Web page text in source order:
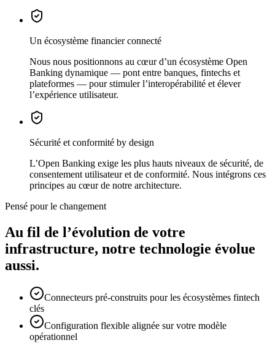
Un écosystème financier connecté
Nous nous positionnons au cœur d’un écosystème Open
Banking dynamique — pont entre banques, fintechs et
plateformes — pour stimuler l’interopérabilité et élever
l’expérience utilisateur.
Sécurité et conformité by design
L’Open Banking exige les plus hauts niveaux de sécurité, de
consentement utilisateur et de conformité. Nous intégrons ces
principes au cœur de notre architecture.
Pensé pour le changement
Au fil de l’évolution de votre
infrastructure, notre technologie évolue
aussi.
Connecteurs pré-construits pour les écosystèmes fintech
clés
Configuration flexible alignée sur votre modèle
opérationnel